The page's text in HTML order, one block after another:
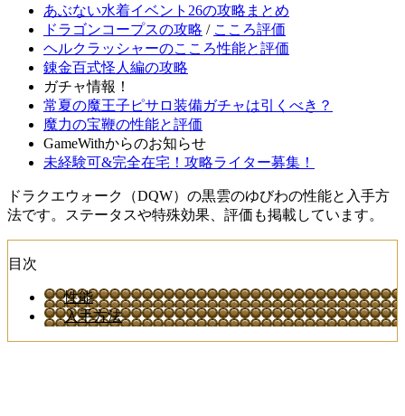
あぶない水着イベント26の攻略まとめ
ドラゴンコープスの攻略 / こころ評価
ヘルクラッシャーのこころ性能と評価
錬金百式怪人編の攻略
ガチャ情報！
常夏の魔王子ピサロ装備ガチャは引くべき？
魔力の宝鞭の性能と評価
GameWithからのお知らせ
未経験可&完全在宅！攻略ライター募集！
ドラクエウォーク（DQW）の黒雲のゆびわの性能と入手方
法です。ステータスや特殊効果、評価も掲載しています。
目次
性能
入手方法